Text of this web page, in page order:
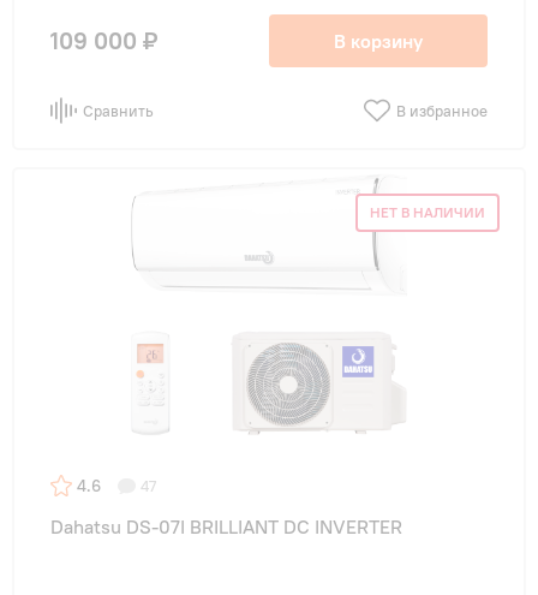
109 000 ₽ В корзину
Сравнить В избранное
НЕТ В НАЛИЧИИ
4.6 47
Dahatsu DS-07I BRILLIANT DC INVERTER